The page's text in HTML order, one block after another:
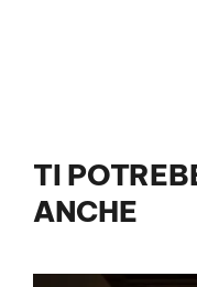
TI
ANCHE